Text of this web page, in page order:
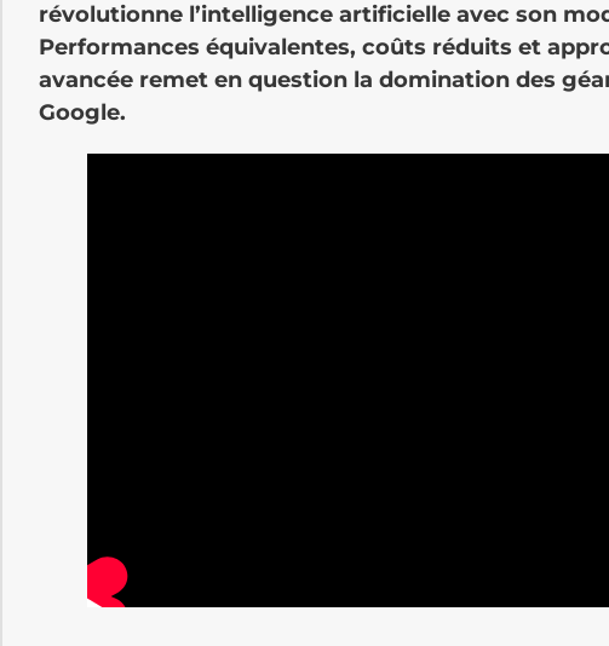
révolutionne l’intelligence artificielle avec son
Performances équivalentes, coûts réduits et
avancée remet en question la domination des
Google.